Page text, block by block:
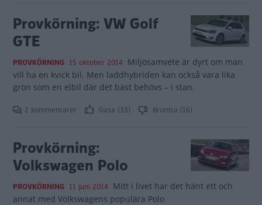
Provkörning: VW Golf
GTE
PROVKÖRNING 15 oktober 2014 Miljösamvete är dyrt om man
vill ha en kvick bil. Men laddhybriden kan också vara lika
grön som en elbil där det bäst behövs – i stan.
2 kommentarer Gasa (33) Bromsa (16)
Provkörning:
Volkswagen Polo
PROVKÖRNING 11 juni 2014 Mitt i livet har det hänt ett och
annat med Volkswagens populära Polo